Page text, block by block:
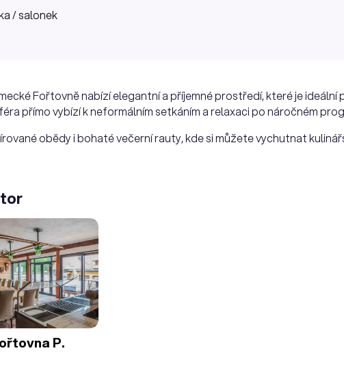
/ salonek
Fořtovně nabízí elegantní a příjemné prostředí, které je ideální
přímo vybízí k neformálním setkáním a relaxaci po náročném
obědy i bohaté večerní rauty, kde si můžete vychutnat
P.